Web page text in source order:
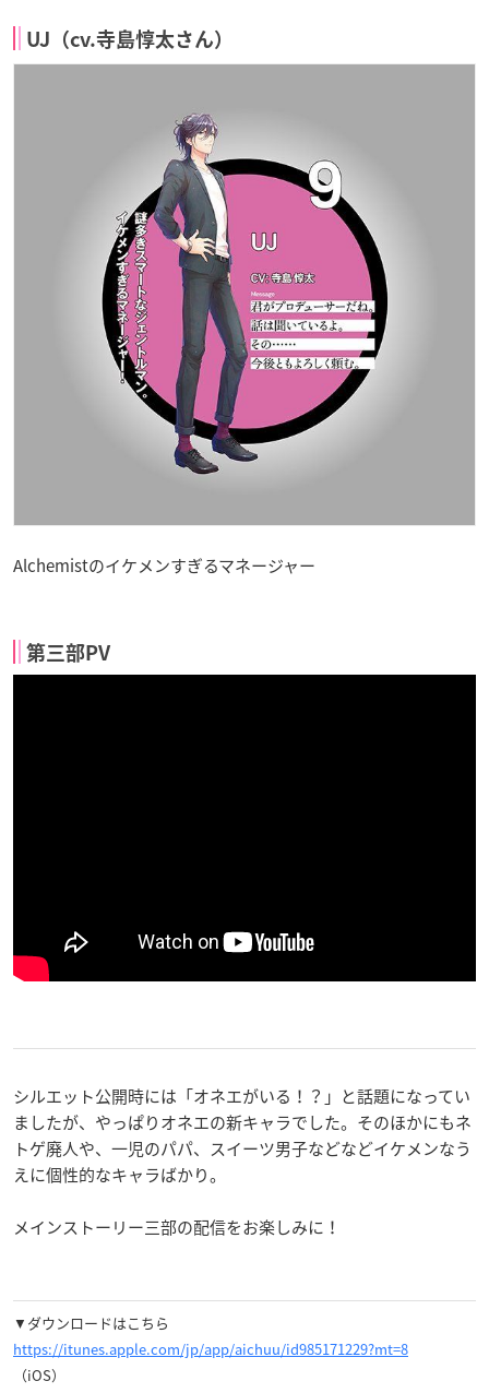
UJ（cv.寺島惇太さん）
Alchemistのイケメンすぎるマネージャー
第三部PV
シルエット公開時には「オネエがいる！？」と話題になってい
ましたが、やっぱりオネエの新キャラでした。そのほかにもネ
トゲ廃人や、一児のパパ、スイーツ男子などなどイケメンなう
えに個性的なキャラばかり。
メインストーリー三部の配信をお楽しみに！
▼ダウンロードはこちら
https://itunes.apple.com/jp/app/aichuu/id985171229?mt=8
（iOS）